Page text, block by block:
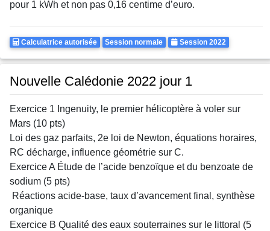
pour 1 kWh et non pas 0,16 centime d’euro.
Calculatrice
Calculatrice autorisée Rattrapages
Session normale Annee
Session 2022
Nouvelle Calédonie 2022 jour 1
Exercice 1 Ingenuity, le premier hélicoptère à voler sur
Mars (10 pts)
Loi des gaz parfaits, 2e loi de Newton, équations horaires,
RC décharge, influence géométrie sur C.
Exercice A Étude de l’acide benzoïque et du benzoate de
sodium (5 pts)
Réactions acide-base, taux d’avancement final, synthèse
organique
Exercice B Qualité des eaux souterraines sur le littoral (5